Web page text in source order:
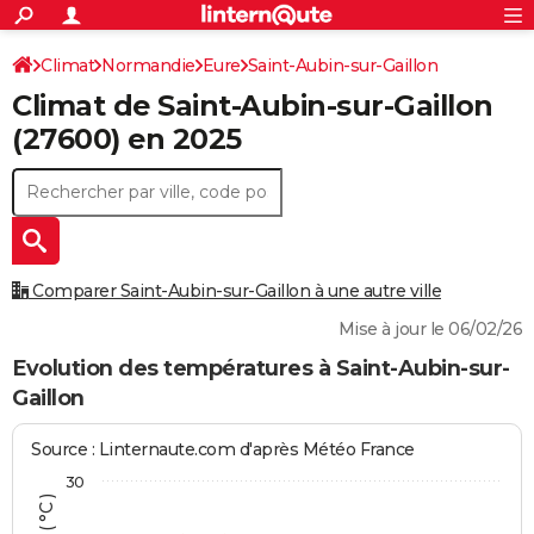
ACTUALITÉS
Politique
Société
Faits Divers
Education
Monde
Villes
+
SPORT
Coupe du monde 2026
Football
Tennis
Cyclisme
Rugby
Forum
Programme TV
TNT
Streaming
Cinéma
Sorties cinéma
Musique
+
FINANCE
Retraite
Impôts
Epargne
Immobilier
Risques naturels par ville
Banque
Assurance
Crédit
AUTO
Essais
Réserver un essai
Citadines
Berlines
SUV
Forum auto
+
HIGH-TECH
Forum
Aménagement intérieur
Extérieur
Cuisine
Salle de bains
Jardinage
Rangement
+WEEK-END
Guides de France
Escapades
Patrimoine
Expositions
Musées
Week-end nature
+
Art de vivre
Bien-être
Loisirs
Mode
Modes de vie
Alimentation
Guide de la santé
Maladies
Médicaments
Sommeil
VOYAGE
Rechercher
S'inscrire
Connexion
Climat Normandie Eure Saint-Aubin-sur-Gaillon
Climat de Saint-Aubin-sur-Gaillon
(27600) en 2025
Comparer Saint-Aubin-sur-Gaillon à une autre ville
Mise à jour le 06/02/26
Evolution des températures à Saint-Aubin-sur-
Gaillon
Source : Linternaute.com d'après Météo France
30